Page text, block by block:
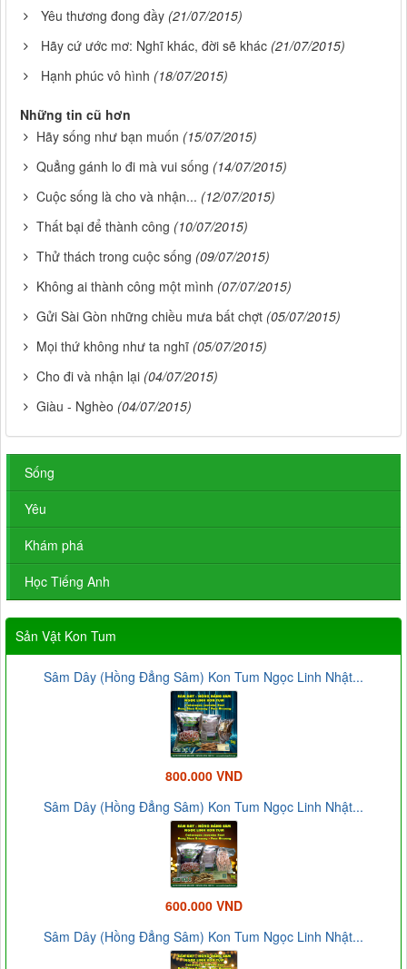
Yêu thương đong đầy (21/07/2015)
Hãy cứ ước mơ: Nghĩ khác, đời sẽ khác (21/07/2015)
Hạnh phúc vô hình (18/07/2015)
Những tin cũ hơn
Hãy sống như bạn muốn (15/07/2015)
Quẳng gánh lo đi mà vui sống (14/07/2015)
Cuộc sống là cho và nhận... (12/07/2015)
Thất bại để thành công (10/07/2015)
Thử thách trong cuộc sống (09/07/2015)
Không ai thành công một mình (07/07/2015)
Gửi Sài Gòn những chiều mưa bất chợt (05/07/2015)
Mọi thứ không như ta nghĩ (05/07/2015)
Cho đi và nhận lại (04/07/2015)
Giàu - Nghèo (04/07/2015)
Sống
Yêu
Khám phá
Học Tiếng Anh
Sản Vật Kon Tum
Sâm Dây (Hồng Đẳng Sâm) Kon Tum Ngọc Linh Nhật...
800.000 VND
Sâm Dây (Hồng Đẳng Sâm) Kon Tum Ngọc Linh Nhật...
600.000 VND
Sâm Dây (Hồng Đẳng Sâm) Kon Tum Ngọc Linh Nhật...